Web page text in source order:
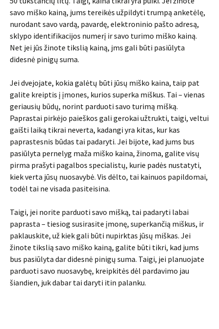
savo miško kainą, jums tereikės užpildyti trumpą anketėlę,
nurodant savo vardą, pavardę, elektroninio pašto adresą,
sklypo identifikacijos numerį ir savo turimo miško kainą.
Net jei jūs žinote tikslią kainą, jms gali būti pasiūlyta
didesnė pinigų suma.
Jei dvejojate, kokia galėtų būti jūsų miško kaina, taip pat
galite kreiptis į įmones, kurios superka miškus. Tai – vienas
geriausių būdų, norint parduoti savo turimą mišką.
Paprastai pirkėjo paieškos gali gerokai užtrukti, taigi, veltui
gaišti laiką tikrai neverta, kadangi yra kitas, kur kas
paprastesnis būdas tai padaryti. Jei bijote, kad jums bus
pasiūlyta pernelyg maža miško kaina, žinoma, galite visų
pirma prašyti pagalbos specialistų, kurie padės nustatyti,
kiek verta jūsų nuosavybė. Vis dėlto, tai kainuos papildomai,
todėl tai ne visada pasiteisina.
Taigi, jei norite parduoti savo mišką, tai padaryti labai
paprasta – tiesiog susirasite įmonę, superkančią miškus, ir
paklauskite, už kiek gali būti nupirktas jūsų miškas. Jei
žinote tikslią savo miško kainą, galite būti tikri, kad jums
bus pasiūlyta dar didesnė pinigų suma. Taigi, jei planuojate
parduoti savo nuosavybę, kreipkitės dėl pardavimo jau
šiandien, juk dabar tai daryti itin palanku.